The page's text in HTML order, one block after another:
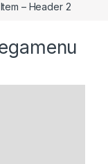
– Header 2